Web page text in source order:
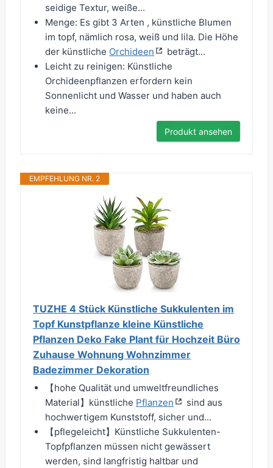
seidige Textur, weiße...
Menge: Es gibt 3 Arten , künstliche Blumen
im topf, nämlich rosa, weiß und lila. Die Höhe
der künstliche Orchideen
beträgt...
Leicht zu reinigen: Künstliche
Orchideenpflanzen erfordern kein
Sonnenlicht und Wasser und haben auch
keine...
Produkt ansehen
EMPFEHLUNG NR. 2
TUZHE 4 Stück Künstliche Sukkulenten im
Topf Kunstpflanze kleine Künstliche
Pflanzen Deko Fake Plant für Hochzeit Büro
Zuhause Wohnung Wohnzimmer
Badezimmer Dekoration
【hohe Qualität und umweltfreundliches
Material】künstliche Pflanzen
sind aus
hochwertigem Kunststoff, sicher und...
【pflegeleicht】Künstliche Sukkulenten-
Topfpflanzen müssen nicht gewässert
werden, sind langfristig haltbar und